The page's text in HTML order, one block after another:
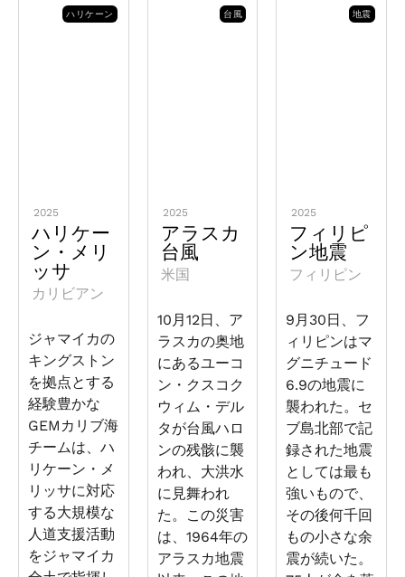
ハリケーン
2025
ハリケー
ン・メリ
ッサ
カリビアン
ジャマイカの
キングストン
を拠点とする
経験豊かな
GEMカリブ海
チームは、ハ
リケーン・メ
リッサに対応
する大規模な
人道支援活動
をジャマイカ
台風
2025
アラスカ
台風
米国
10月12日、ア
ラスカの奥地
にあるユーコ
ン・クスコク
ウィム・デル
タが台風ハロ
ンの残骸に襲
われ、大洪水
に見舞われ
た。この災害
は、1964年の
アラスカ地震
地震
2025
フィリピ
ン地震
フィリピン
9月30日、フ
ィリピンはマ
グニチュード
6.9の地震に
襲われた。セ
ブ島北部で記
録された地震
としては最も
強いもので、
その後何千回
もの小さな余
震が続いた。